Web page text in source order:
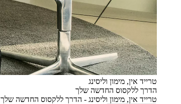
טרייד אין, מימון וליסינג
הדרך ללקסוס החדשה שלך
טרייד אין, מימון וליסינג - הדרך ללקסוס החדשה שלך